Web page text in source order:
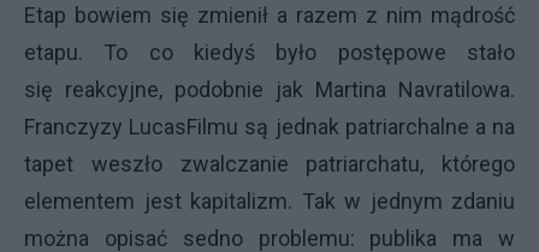
Etap bowiem się zmienił a razem z nim mądrość
etapu. To co kiedyś było postępowe stało
się reakcyjne, podobnie jak Martina Navratilowa.
Franczyzy LucasFilmu są jednak patriarchalne a na
tapet weszło zwalczanie patriarchatu, którego
elementem jest kapitalizm. Tak w jednym zdaniu
można opisać sedno problemu: publika ma w